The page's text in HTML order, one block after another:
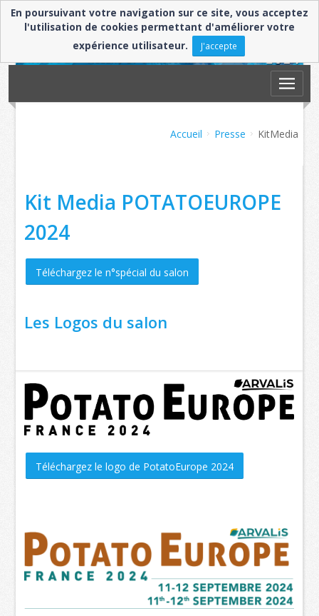
Accueil Presse KitMedia
Kit Media POTATOEUROPE
2024
Téléchargez le n°spécial du salon
Les Logos du salon
Téléchargez le logo de PotatoEurope 2024
En poursuivant votre navigation sur ce site, vous acceptez
l'utilisation de cookies permettant d'améliorer votre
expérience utilisateur.
J'accepte